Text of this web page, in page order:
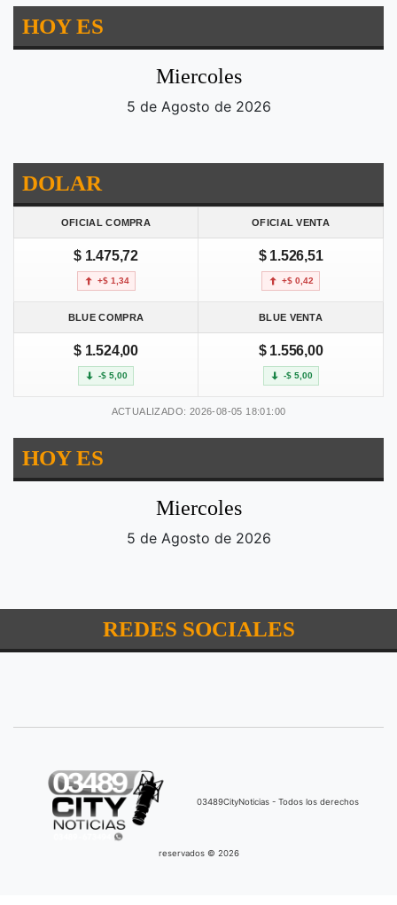
HOY ES
Miercoles
5 de Agosto de 2026
DOLAR
OFICIAL COMPRA OFICIAL VENTA
$ 1.475,72
+$ 1,34
$ 1.526,51
+$ 0,42
BLUE COMPRA BLUE VENTA
$ 1.524,00
-$ 5,00
$ 1.556,00
-$ 5,00
ACTUALIZADO: 2026-08-05 18:01:00
HOY ES
Miercoles
5 de Agosto de 2026
REDES SOCIALES
03489CityNoticias - Todos los derechos
reservados © 2026